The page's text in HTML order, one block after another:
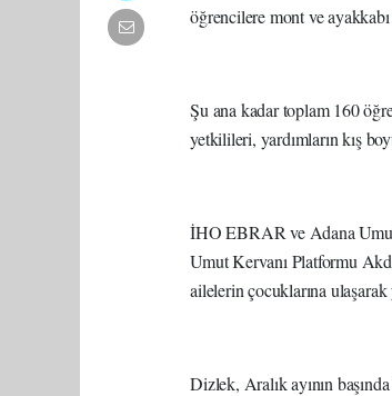
öğrencilere mont ve
Şu ana kadar toplam 160
yetkilileri, yardımların kış
İHO EBRAR ve Adana
Umut Kervanı Platformu
ailelerin çocuklarına
Dizlek, Aralık ayının